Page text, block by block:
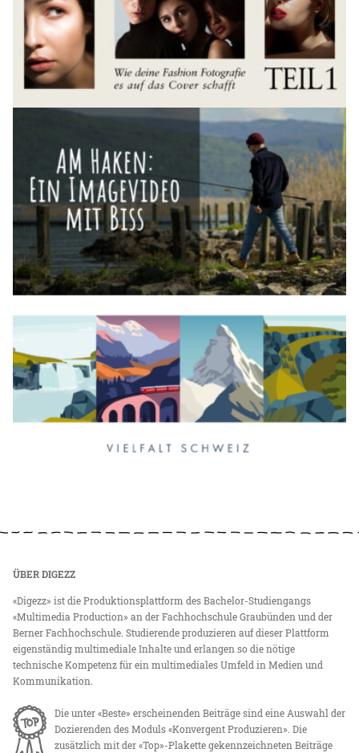
ÜBER DIGEZZ
«Digezz» ist die Produktionsplattform des Bachelor-Studiengangs
«Multimedia Production» an der Fachhochschule Graubünden und der
Berner Fachhochschule. Studierende produzieren auf dieser Plattform
eigenständig multimediale Inhalte und erlangen so die nötige
technische Kompetenz für ein multimediales Umfeld in Medien und
Kommunikation.
Die unter «Beste» erscheinenden Beiträge sind eine Auswahl der
Dozierenden des Moduls «Konvergent Produzieren». Die
zusätzlich mit der «Top»-Plakette gekennzeichneten Beiträge